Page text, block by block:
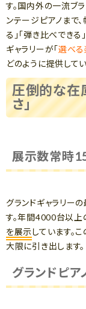
す。国内外の一流ブ
ンテージピアノまで
る」「弾き比べできる
ギャラリーが「選べる
どのように提供して
圧倒的な在
さ」
展示数常時
グランドギャラリー
す。年間4000台以上
を展示しています。こ
大限に引き出します。
グランドピ